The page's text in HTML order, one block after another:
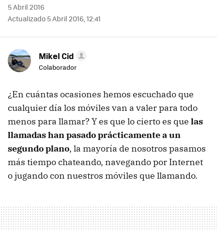
5 Abril 2016
Actualizado 5 Abril 2016, 12:41
Mikel Cid
Colaborador
¿En cuántas ocasiones hemos escuchado que
cualquier día los móviles van a valer para todo
menos para llamar? Y es que lo cierto es que las
llamadas han pasado prácticamente a un
segundo plano, la mayoría de nosotros pasamos
más tiempo chateando, navegando por Internet
o jugando con nuestros móviles que llamando.